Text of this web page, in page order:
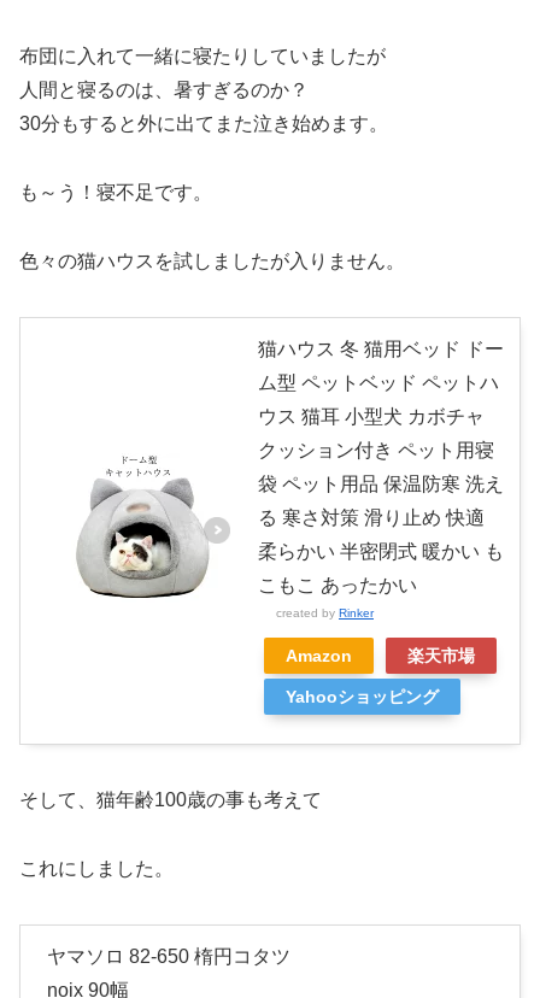
布団に入れて一緒に寝たりしていましたが
人間と寝るのは、暑すぎるのか？
30分もすると外に出てまた泣き始めます。
も～う！寝不足です。
色々の猫ハウスを試しましたが入りません。
猫ハウス 冬 猫用ベッド ドー
ム型 ペットベッド ペットハ
ウス 猫耳 小型犬 カボチャ
クッション付き ペット用寝
袋 ペット用品 保温防寒 洗え
る 寒さ対策 滑り止め 快適
柔らかい 半密閉式 暖かい も
こもこ あったかい
created by Rinker
Amazon 楽天市場
Yahooショッピング
そして、猫年齢100歳の事も考えて
これにしました。
ヤマソロ 82-650 楕円コタツ
noix 90幅